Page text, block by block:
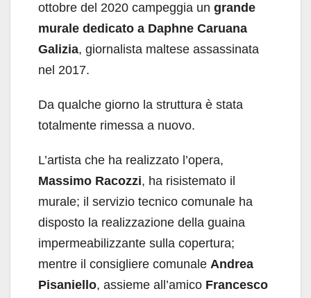
ottobre del 2020 campeggia un grande
murale dedicato a Daphne Caruana
Galizia, giornalista maltese assassinata
nel 2017.
Da qualche giorno la struttura è stata
totalmente rimessa a nuovo.
L’artista che ha realizzato l’opera,
Massimo Racozzi, ha risistemato il
murale; il servizio tecnico comunale ha
disposto la realizzazione della guaina
impermeabilizzante sulla copertura;
mentre il consigliere comunale Andrea
Pisaniello, assieme all’amico Francesco